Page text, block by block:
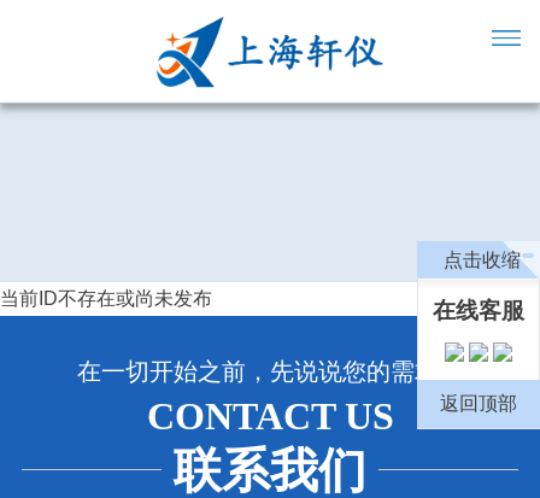
当前ID不存在或尚未发布
在一切开始之前，先说说您的需求吧
CONTACT US
联系我们
点击收缩
在线客服
返回顶部